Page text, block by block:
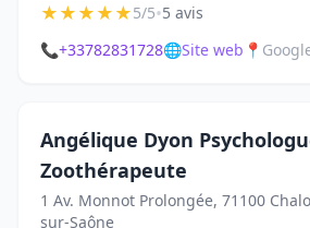
★★★★★5/5•5 avis
📞+33782831728🌐Site web 📍
Angélique Dyon
Zoothérapeute
1 Av. Monnot Prolongée, 71100
sur-Saône